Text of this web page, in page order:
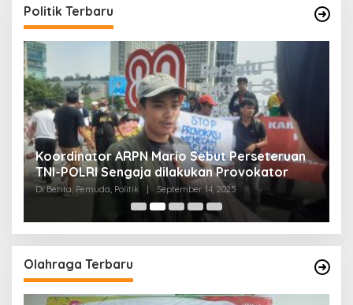
Politik Terbaru
Koordinator ARPN Mario Sebut Perseteruan
TNI-POLRI Sengaja dilakukan Provokator
Di Berita, Pemuda, Politik September 14, 2025
Olahraga Terbaru